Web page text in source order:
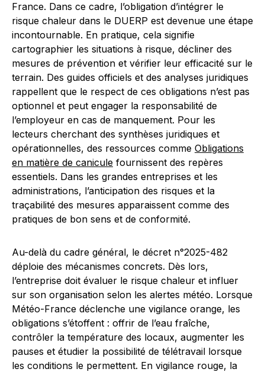
France. Dans ce cadre, l’obligation d’intégrer le
risque chaleur dans le DUERP est devenue une étape
incontournable. En pratique, cela signifie
cartographier les situations à risque, décliner des
mesures de prévention et vérifier leur efficacité sur le
terrain. Des guides officiels et des analyses juridiques
rappellent que le respect de ces obligations n’est pas
optionnel et peut engager la responsabilité de
l’employeur en cas de manquement. Pour les
lecteurs cherchant des synthèses juridiques et
opérationnelles, des ressources comme Obligations
en matière de canicule fournissent des repères
essentiels. Dans les grandes entreprises et les
administrations, l’anticipation des risques et la
traçabilité des mesures apparaissent comme des
pratiques de bon sens et de conformité.
Au-delà du cadre général, le décret n°2025-482
déploie des mécanismes concrets. Dès lors,
l’entreprise doit évaluer le risque chaleur et influer
sur son organisation selon les alertes météo. Lorsque
Météo-France déclenche une vigilance orange, les
obligations s’étoffent : offrir de l’eau fraîche,
contrôler la température des locaux, augmenter les
pauses et étudier la possibilité de télétravail lorsque
les conditions le permettent. En vigilance rouge, la